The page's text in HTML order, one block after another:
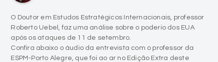
O Doutor em Estudos Estratégicos Internacionais, professor
Roberto Uebel, faz uma análise sobre o poderio dos EUA
após os ataques de 11 de setembro.
Confira abaixo o áudio da entrevista com o professor da
ESPM-Porto Alegre, que foi ao ar no Edição Extra deste